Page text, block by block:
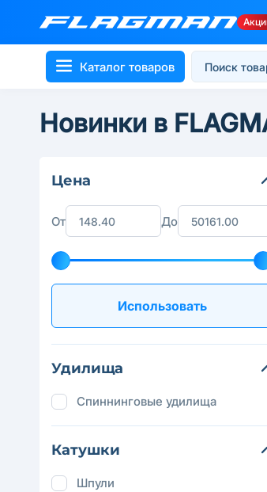
Каталог товаров
Новинки в
Цена
От До
Использовать
Удилища
Спиннинговые удилища
Катушки
Шпули